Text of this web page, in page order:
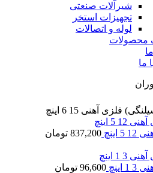
شیرآلات صنعتی
تجهیزات استخر
لوله و اتصالات
محصولات
ما
فلزی آهنی 15 6 اینچ
837,200 تومان
96,600 تومان